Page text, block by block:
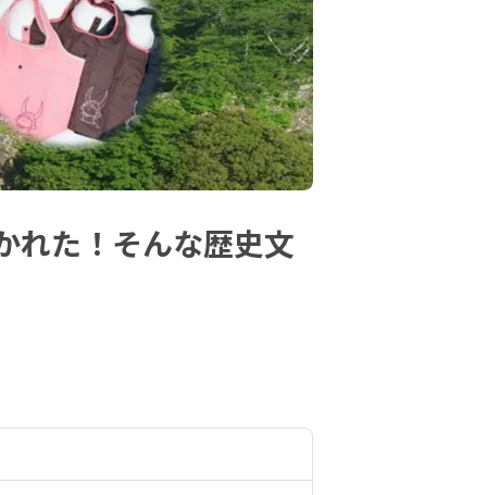
れた！そんな歴史文